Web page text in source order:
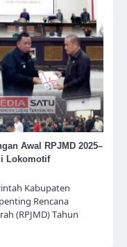
Awal RPJMD 2025–
Lokomotif
Kabupaten
Rencana
(RPJMD) Tahun